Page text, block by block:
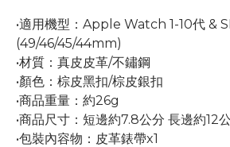
•適用機型：Apple Watch 1-10代 &
(49/46/45/44mm)
•材質：真皮皮革/不鏽鋼
•顏色：棕皮黑扣/棕皮銀扣
•商品重量：約26g
•商品尺寸：短邊約7.8公分 長邊約12
•包裝內容物：皮革錶帶x1